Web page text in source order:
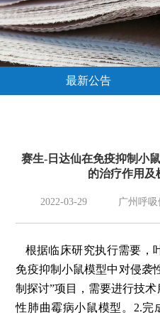
最新公告
赛生-日达仙在免疫抑制小
的治疗作用及
2022-03-29 广州呼
根据临床研究执行需要，
免疫抑制小鼠模型中对侵袭
制探讨”项目，需要进行技
性肺曲霉病小鼠模型。2.完